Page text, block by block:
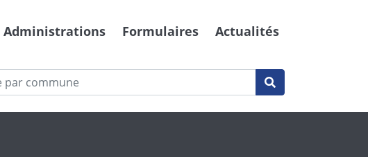
Administrations Formulaires Actualités